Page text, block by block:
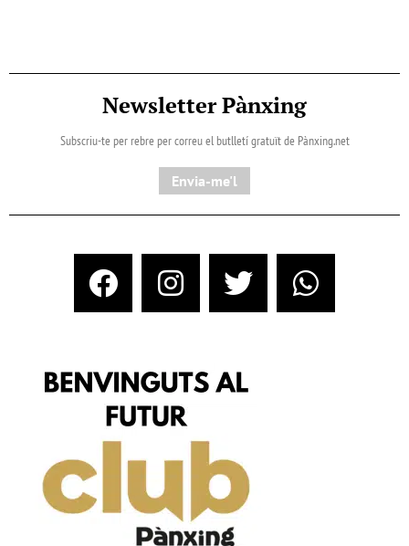
Newsletter Pànxing
Subscriu-te per rebre per correu el butlletí gratuït de Pànxing.net​
Envia-me'l